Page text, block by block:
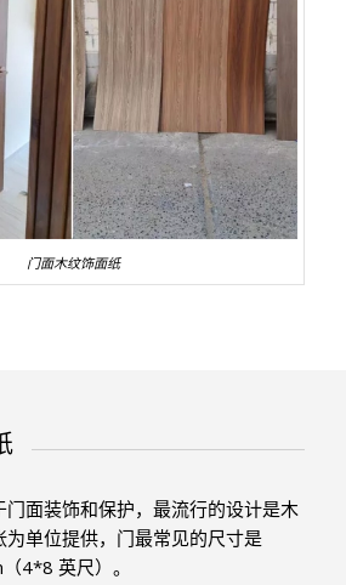
门面木纹饰面纸
门面装饰和保护，最流行的设计是木
单位提供，门最常见的尺寸是
4*8 英尺）。